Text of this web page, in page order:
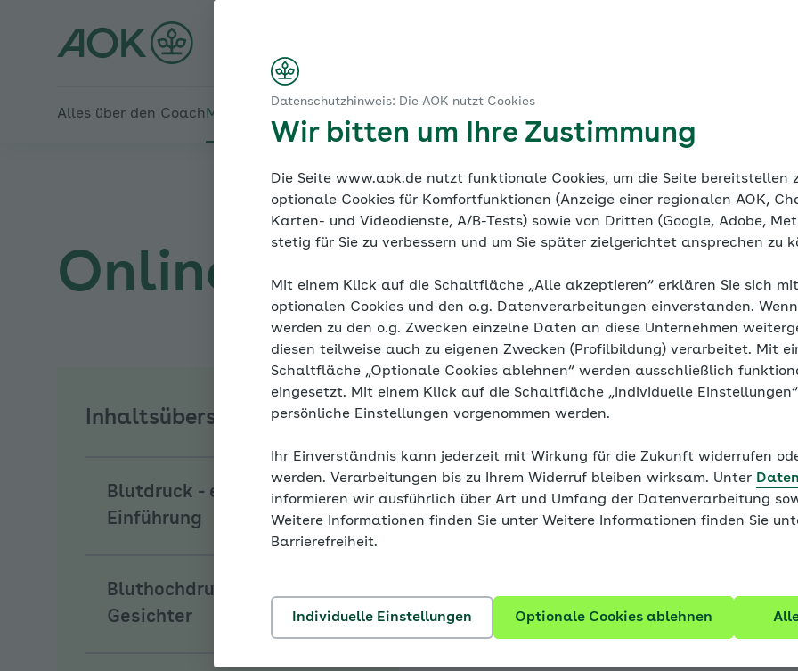
Alles über den Coach Mein Coach
Wenn der Blutdruck nicht runter geht
Häufige Ursachen für Therapieversagen
Online-Coach
Häufige Ursachen für Therapieversagen
Sind Sie Ihrer Therapie
Wenn Sie die gemeinsam mit Ihrer behandelnden
Therapie einhalten, so wird das als „Therapietreue“
Dosierung und zu den vorgegebenen Zeiten
die Behandlung nicht eigenmächtig abbrechen,
Inhaltsübersicht
Blutdruck - eine
Einführung
Untermenü für Blutdruck - eine Einführung ausklappen
Bluthochdruck hat viele
Gesichter
Untermenü für Bluthochdruck hat viele Gesichter ausklappen
Datenschutzhinweis: Die AOK nutzt Cookies
Wir bitten um Ihre Zustimmung
Die Seite www.aok.de nutzt funktionale Cookies, um die Seite bereitstellen
optionale Cookies für Komfortfunktionen (Anzeige einer regionalen AOK,
Karten- und Videodienste, A/B-Tests) sowie von Dritten (Google, Adobe,
stetig für Sie zu verbessern und um Sie später zielgerichtet ansprechen zu
Mit einem Klick auf die Schaltfläche „Alle akzeptieren“ erklären Sie sich
optionalen Cookies und den o.g. Datenverarbeitungen einverstanden.
werden zu den o.g. Zwecken einzelne Daten an diese Unternehmen
diesen teilweise auch zu eigenen Zwecken (Profilbildung) verarbeitet. Mit
Schaltfläche „Optionale Cookies ablehnen“ werden ausschließlich
eingesetzt. Mit einem Klick auf die Schaltfläche „Individuelle
persönliche Einstellungen vorgenommen werden.
Ihr Einverständnis kann jederzeit mit Wirkung für die Zukunft widerrufen
werden. Verarbeitungen bis zu Ihrem Widerruf bleiben wirksam. Unter
informieren wir ausführlich über Art und Umfang der Datenverarbeitung
Weitere Informationen finden Sie unter Weitere Informationen finden Sie
Barrierefreiheit.
Individuelle Einstellungen Optionale Cookies ablehnen